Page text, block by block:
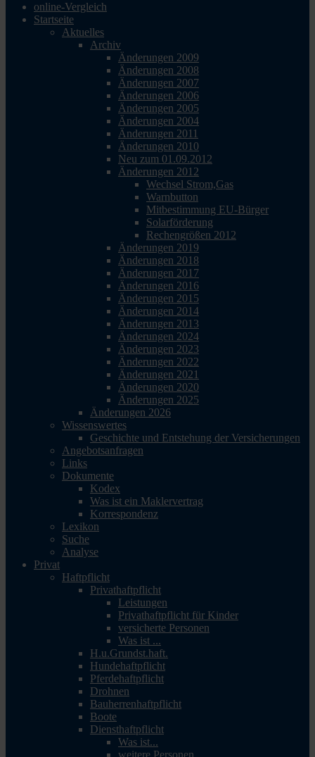
online-Vergleich
Startseite
Aktuelles
Archiv
Änderungen 2009
Änderungen 2008
Änderungen 2007
Änderungen 2006
Änderungen 2005
Änderungen 2004
Änderungen 2011
Änderungen 2010
Neu zum 01.09.2012
Änderungen 2012
Wechsel Strom,Gas
Warnbutton
Mitbestimmung EU-Bürger
Solarförderung
Rechengrößen 2012
Änderungen 2019
Änderungen 2018
Änderungen 2017
Änderungen 2016
Änderungen 2015
Änderungen 2014
Änderungen 2013
Änderungen 2024
Änderungen 2023
Änderungen 2022
Änderungen 2021
Änderungen 2020
Änderungen 2025
Änderungen 2026
Wissenswertes
Geschichte und Entstehung der Versicherungen
Angebotsanfragen
Links
Dokumente
Kodex
Was ist ein Maklervertrag
Korrespondenz
Lexikon
Suche
Analyse
Privat
Haftpflicht
Privathaftpflicht
Leistungen
Privathaftpflicht für Kinder
versicherte Personen
Was ist ...
H.u.Grundst.haft.
Hundehaftpflicht
Pferdehaftpflicht
Drohnen
Bauherrenhaftpflicht
Boote
Diensthaftpflicht
Was ist...